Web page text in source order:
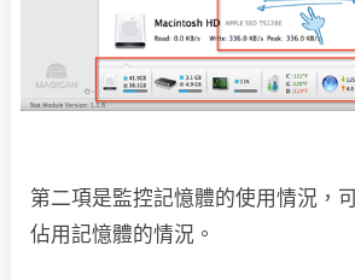
第二項是監控記憶體的使用情況，
佔用記憶體的情況。